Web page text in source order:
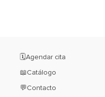
🗓️Agendar cita
📖Catálogo
💬Contacto